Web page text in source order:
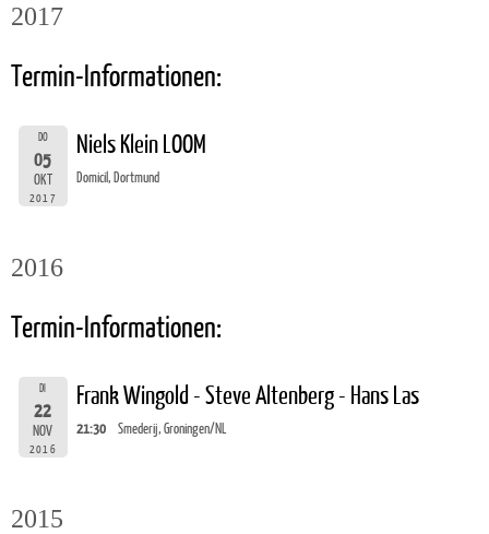
2017
Termin-Informationen:
DO
05
OKT
2017
Niels Klein LOOM
Domicil, Dortmund
2016
Termin-Informationen:
DI
22
NOV
2016
Frank Wingold - Steve Altenberg - Hans Las
21:30 Smederij, Groningen/NL
2015